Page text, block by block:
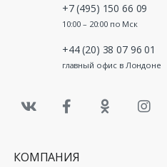
+7 (495) 150 66 09
10:00 – 20:00 по Мск
+44 (20) 38 07 96 01
главный офис в Лондоне
КОМПАНИЯ